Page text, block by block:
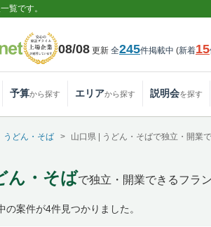
覧です。
08/08 更新 全245件掲載中 (新着15
予算から探す エリアから探す 説明会を探す
うどん・そば 山口県 | うどん・そばで独立・開業
ん・そばで独立・開業できるフラ
の案件が4件見つかりました。